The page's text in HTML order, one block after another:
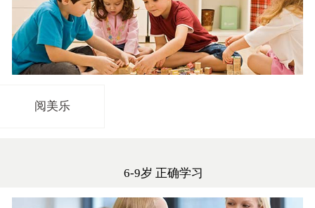
阅美乐
6-9岁 正确学习